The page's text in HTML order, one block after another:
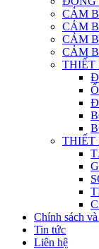
CẢM
CẢM
CẢM
CẢM
THIẾT
THIẾT
Chính sách
Tin tức
Liên hệ